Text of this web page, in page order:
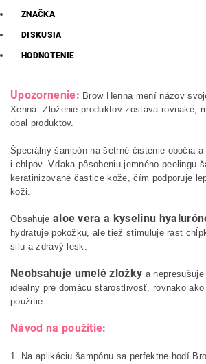
ZNAČKA
DISKUSIA
HODNOTENIE
Upozornenie: Brow Henna mení názov
Xenna. Zloženie produktov zostáva rovnaké,
obal produktov.
Špeciálny šampón na šetrné čistenie obočia
i chlpov. Vďaka pôsobeniu jemného peelingu
keratinizované častice kože, čím podporuje
koži.
Obsahuje aloe vera a kyselinu
hydratuje pokožku, ale tiež stimuluje rast
silu a zdravý lesk.
Neobsahuje umelé zložky a
ideálny pre domácu starostlivosť, rovnako
použitie.
Návod na použitie:
1. Na aplikáciu šampónu sa perfektne hodí